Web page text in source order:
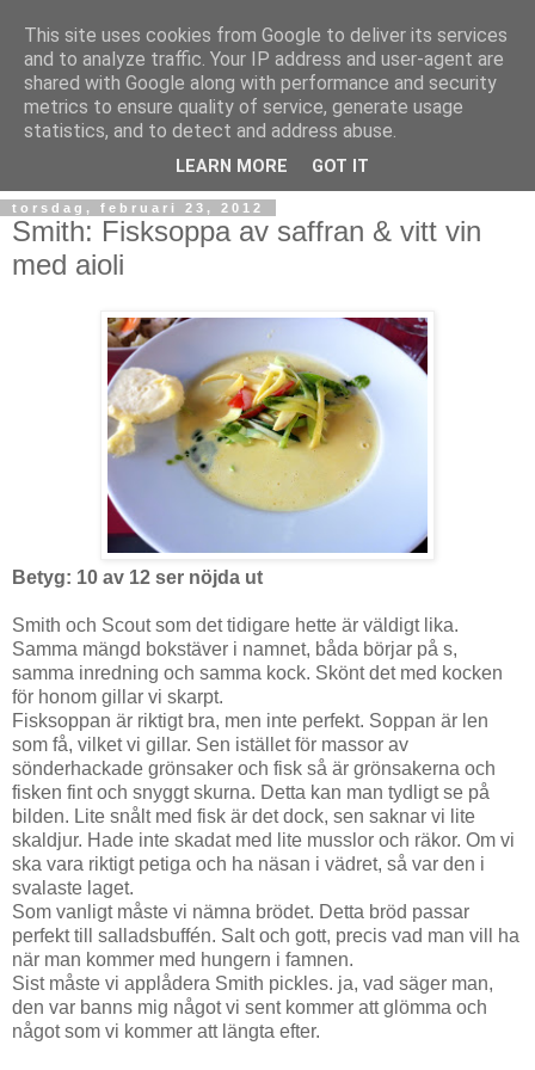
torsdag, februari 23, 2012
Smith: Fisksoppa av saffran & vitt vin
med aioli
Betyg: 10 av 12 ser nöjda ut
Smith och Scout som det tidigare hette är väldigt lika.
Samma mängd bokstäver i namnet, båda börjar på s,
samma inredning och samma kock. Skönt det med kocken
för honom gillar vi skarpt.
Fisksoppan är riktigt bra, men inte perfekt. Soppan är len
som få, vilket vi gillar. Sen istället för massor av
sönderhackade grönsaker och fisk så är grönsakerna och
fisken fint och snyggt skurna. Detta kan man tydligt se på
bilden. Lite snålt med fisk är det dock, sen saknar vi lite
skaldjur. Hade inte skadat med lite musslor och räkor. Om vi
ska vara riktigt petiga och ha näsan i vädret, så var den i
svalaste laget.
Som vanligt måste vi nämna brödet. Detta bröd passar
perfekt till salladsbuffén. Salt och gott, precis vad man vill ha
när man kommer med hungern i famnen.
Sist måste vi applådera Smith pickles. ja, vad säger man,
den var banns mig något vi sent kommer att glömma och
något som vi kommer att längta efter.
This site uses cookies from Google to deliver its services
and to analyze traffic. Your IP address and user-agent are
shared with Google along with performance and security
metrics to ensure quality of service, generate usage
statistics, and to detect and address abuse.
LEARN MORE GOT IT